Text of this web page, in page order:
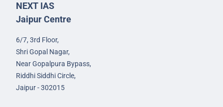
NEXT IAS
Jaipur Centre
6/7, 3rd Floor,
Shri Gopal Nagar,
Near Gopalpura Bypass,
Riddhi Siddhi Circle,
Jaipur - 302015